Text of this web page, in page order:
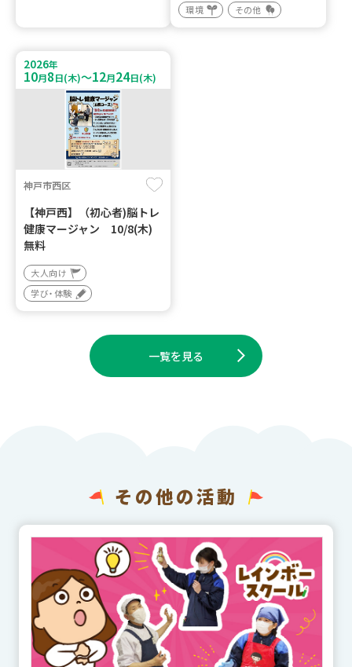
環境
その他
2026年
10月8日(木)～12月24日(木)
神戸市西区
【神戸西】（初心者)脳トレ
健康マージャン 10/8(木)
無料
大人向け
学び・体験
一覧を見る
その他の活動